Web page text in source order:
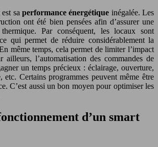
sa performance énergétique inégalée. Les
ont été bien pensées afin d’assurer une
Par conséquent, les locaux sont
qui permet de réduire considérablement la
même temps, cela permet de limiter l’impact
ailleurs, l’automatisation des commandes de
un temps précieux : éclairage, ouverture,
etc. Certains programmes peuvent même être
C’est aussi un bon moyen pour optimiser les
d’un smart